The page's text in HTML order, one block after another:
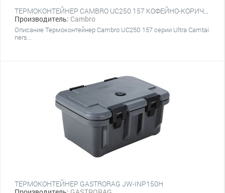
ТЕРМОКОНТЕЙНЕР CAMBRO UC250 157 КОФЕЙНО-КОРИЧНЕВЫЙ
Производитель: Cambro
Описание Термоконтейнер Cambro UC250 157 серии Ultra Camtai
ners...
ТЕРМОКОНТЕЙНЕР GASTRORAG JW-INP150H